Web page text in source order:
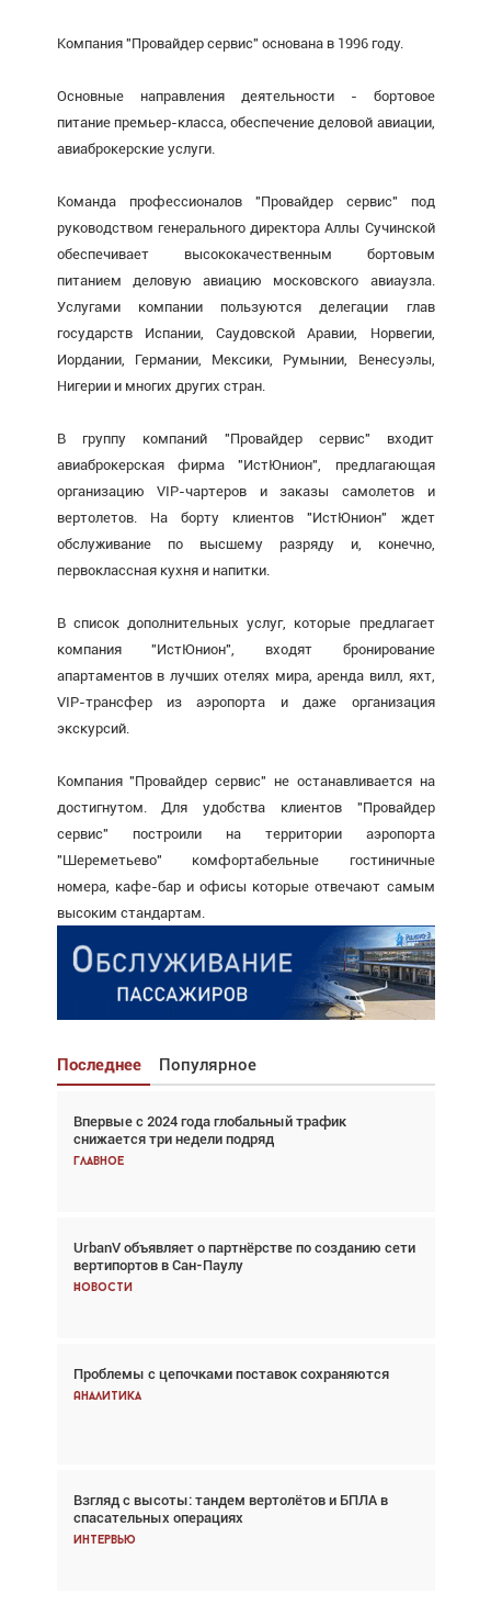
Компания "Провайдер сервис" основана в 1996 году.
Основные направления деятельности - бортовое
питание премьер-класса, обеспечение деловой авиации,
авиаброкерские услуги.
Команда профессионалов "Провайдер сервис" под
руководством генерального директора Аллы Сучинской
обеспечивает высококачественным бортовым
питанием деловую авиацию московского авиаузла.
Услугами компании пользуются делегации глав
государств Испании, Саудовской Аравии, Норвегии,
Иордании, Германии, Мексики, Румынии, Венесуэлы,
Нигерии и многих других стран.
В группу компаний "Провайдер сервис" входит
авиаброкерская фирма "ИстЮнион", предлагающая
организацию VIP-чартеров и заказы самолетов и
вертолетов. На борту клиентов "ИстЮнион" ждет
обслуживание по высшему разряду и, конечно,
первоклассная кухня и напитки.
В список дополнительных услуг, которые предлагает
компания "ИстЮнион", входят бронирование
апартаментов в лучших отелях мира, аренда вилл, яхт,
VIP-трансфер из аэропорта и даже организация
экскурсий.
Компания "Провайдер сервис" не останавливается на
достигнутом. Для удобства клиентов "Провайдер
сервис" построили на территории аэропорта
"Шереметьево" комфортабельные гостиничные
номера, кафе-бар и офисы которые отвечают самым
высоким стандартам.
Последнее Популярное
Впервые с 2024 года глобальный трафик
снижается три недели подряд
Главное
UrbanV объявляет о партнёрстве по созданию сети
вертипортов в Сан-Паулу
Новости
Проблемы с цепочками поставок сохраняются
Аналитика
Взгляд с высоты: тандем вертолётов и БПЛА в
спасательных операциях
Интервью
Взгляд с высоты: тандем вертолётов и БПЛА в
спасательных операциях
Главное
Авиационный фотограф Дэйв Кох: «Фотография
говорит сама за себя... а ИИ всё портит»
Новости
Впервые с 2024 года глобальный трафик
снижается три недели подряд
Частный самолёт – это актив. Подходите к
покупке соответствующим образом
Интервью